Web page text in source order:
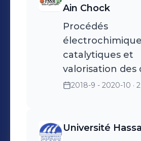
Ain Chock
Procédés
catalytiques et
valorisation des
2018-9 - 2020-10 ·
Université